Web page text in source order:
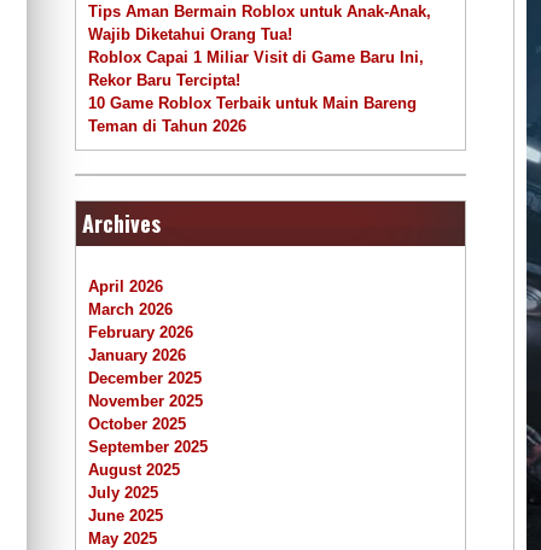
Tips Aman Bermain Roblox untuk Anak-Anak,
Wajib Diketahui Orang Tua!
Roblox Capai 1 Miliar Visit di Game Baru Ini,
Rekor Baru Tercipta!
10 Game Roblox Terbaik untuk Main Bareng
Teman di Tahun 2026
Archives
April 2026
March 2026
February 2026
January 2026
December 2025
November 2025
October 2025
September 2025
August 2025
July 2025
June 2025
May 2025